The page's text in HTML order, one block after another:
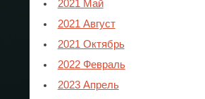
2021 Май
2021 Август
2021 Октябрь
2022 Февраль
2023 Апрель